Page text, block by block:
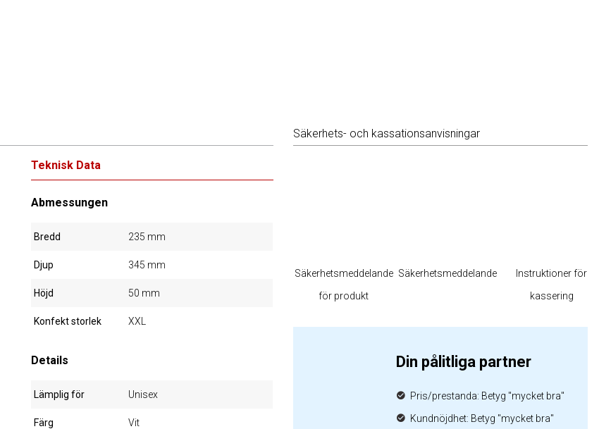
Teknisk Data
Abmessungen
Bredd 235 mm
Djup 345 mm
Höjd 50 mm
Konfekt storlek XXL
Details
Lämplig för Unisex
Färg Vit
Säkerhets- och kassationsanvisningar
Säkerhetsmeddelande
för produkt
Säkerhetsmeddelande
Instruktioner för
kassering
Din pålitliga partner
Pris/prestanda: Betyg "mycket bra"
Kundnöjdhet: Betyg "mycket bra"